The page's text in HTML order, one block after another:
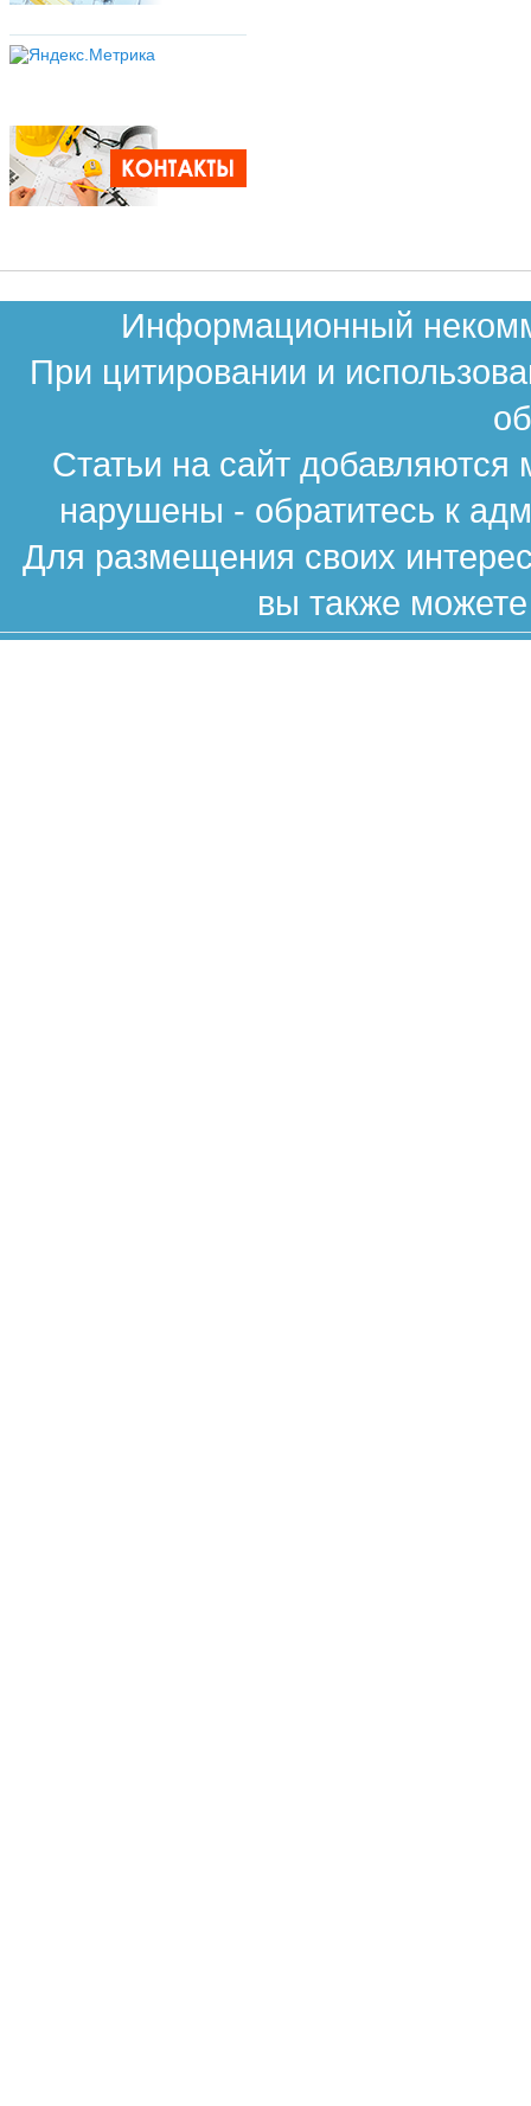
Информационный
При цитировании и
Статьи на сайт
нарушены - обратитесь к
Для размещения своих
вы также